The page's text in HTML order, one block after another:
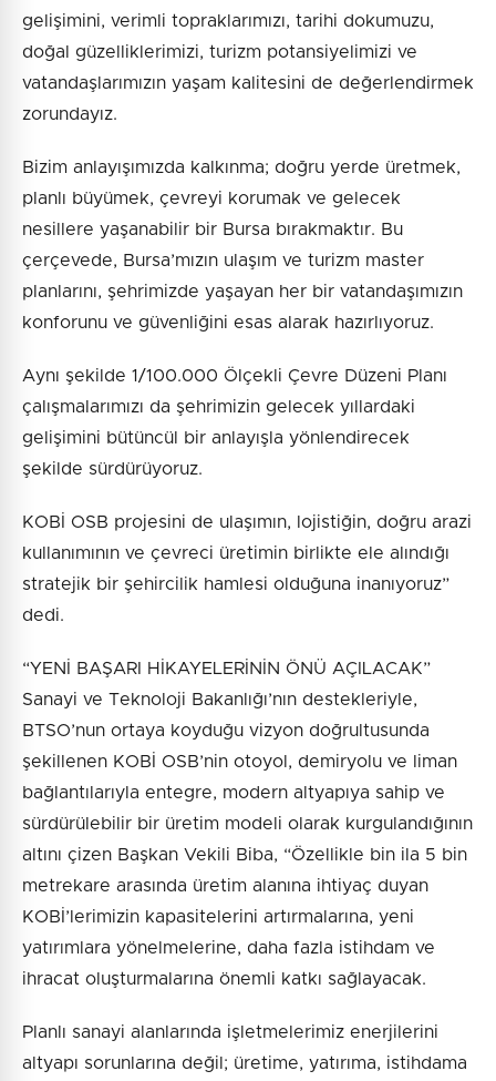
gelişimini, verimli topraklarımızı, tarihi dokumuzu,
doğal güzelliklerimizi, turizm potansiyelimizi ve
vatandaşlarımızın yaşam kalitesini de değerlendirmek
zorundayız.
Bizim anlayışımızda kalkınma; doğru yerde üretmek,
planlı büyümek, çevreyi korumak ve gelecek
nesillere yaşanabilir bir Bursa bırakmaktır. Bu
çerçevede, Bursa’mızın ulaşım ve turizm master
planlarını, şehrimizde yaşayan her bir vatandaşımızın
konforunu ve güvenliğini esas alarak hazırlıyoruz.
Aynı şekilde 1/100.000 Ölçekli Çevre Düzeni Planı
çalışmalarımızı da şehrimizin gelecek yıllardaki
gelişimini bütüncül bir anlayışla yönlendirecek
şekilde sürdürüyoruz.
KOBİ OSB projesini de ulaşımın, lojistiğin, doğru arazi
kullanımının ve çevreci üretimin birlikte ele alındığı
stratejik bir şehircilik hamlesi olduğuna inanıyoruz”
dedi.
“YENİ BAŞARI HİKAYELERİNİN ÖNÜ AÇILACAK”
Sanayi ve Teknoloji Bakanlığı’nın destekleriyle,
BTSO’nun ortaya koyduğu vizyon doğrultusunda
şekillenen KOBİ OSB’nin otoyol, demiryolu ve liman
bağlantılarıyla entegre, modern altyapıya sahip ve
sürdürülebilir bir üretim modeli olarak kurgulandığının
altını çizen Başkan Vekili Biba, “Özellikle bin ila 5 bin
metrekare arasında üretim alanına ihtiyaç duyan
KOBİ’lerimizin kapasitelerini artırmalarına, yeni
yatırımlara yönelmelerine, daha fazla istihdam ve
ihracat oluşturmalarına önemli katkı sağlayacak.
Planlı sanayi alanlarında işletmelerimiz enerjilerini
altyapı sorunlarına değil; üretime, yatırıma, istihdama